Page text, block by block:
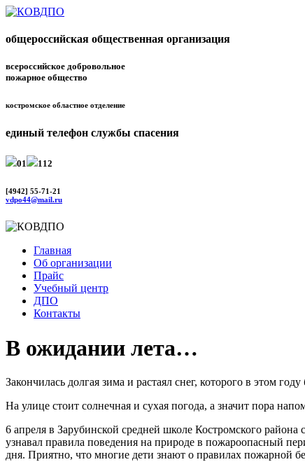
общероссийская общественная организация
всероссийское добровольное
пожарное общество
костромское областное отделение
единый телефон службы спасения
01 112
[4942] 55-71-21
vdpo44@mail.ru
Главная
Об организации
Прайс
Учебный центр
ДПО
Контакты
В ожидании лета…
Закончилась долгая зима и растаял снег, которого в этом
На улице стоит солнечная и сухая погода, а значит пора
6 апреля в Зарубинской средней школе Костромского
узнавал правила поведения на природе в пожароопасный
дня. Приятно, что многие дети знают о правилах пожарной